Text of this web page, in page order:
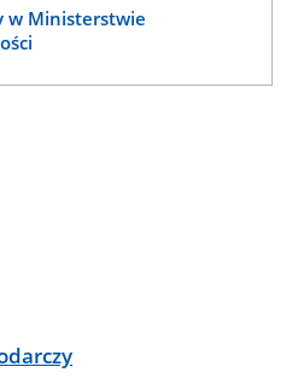
w Ministerstwie